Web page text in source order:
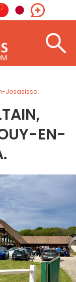
Josasissa.
EN-